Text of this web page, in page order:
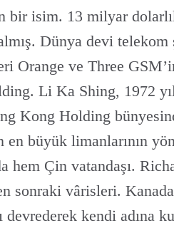
bir isim. 13 milyar
Dünya devi
Orange ve Three
Li Ka Shing, 1972
Kong Holding
en büyük limanlarının
hem Çin vatandaşı.
sonraki vârisleri.
devrederek kendi adına